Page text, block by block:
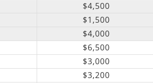
$4,500
$1,500
$4,000
$6,500
$3,000
$3,200